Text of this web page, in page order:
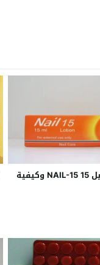
كم سعر قطره نيل 15 NAIL-15 وكيفية